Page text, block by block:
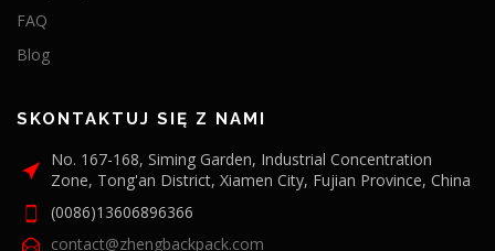
FAQ
Blog
SKONTAKTUJ SIĘ Z NAMI
No. 167-168, Siming Garden, Industrial Concentration
Zone, Tong'an District, Xiamen City, Fujian Province, China
(0086)13606896366
contact@zhengbackpack.com